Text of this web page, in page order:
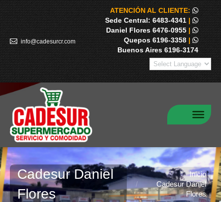
info@cadesurcr.com
ATENCIÓN AL CLIENTE:
Sede Central: 6483-4341 |
Daniel Flores 6476-0955 |
Quepos 6196-3358 |
Buenos Aires 6196-3174
Cadesur Daniel
Flores
Estás aquí:
Inicio
Cadesur Daniel
Flores